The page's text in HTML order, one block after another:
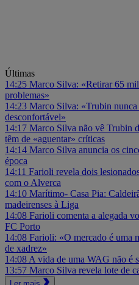
Últimas
14:25 Marco Silva: «Retirar 65
problemas»
14:23 Marco Silva: «Trubin nunca
desconfortável»
14:17 Marco Silva não vê Trubin
têm de «aguentar» críticas
14:14 Marco Silva anuncia os
época
14:11 Farioli revela dois
com o Alverca
14:10 Marítimo- Casa Pia:
madeirenses à Liga
14:08 Farioli comenta a alegada
FC Porto
14:08 Farioli: «O mercado é uma
de xadrez»
14:08 A vida de uma WAG não é
13:57 Marco Silva revela lote de